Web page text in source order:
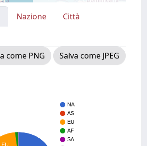
Nazione
Città
come PNG
Salva come JPEG
NA
AS
EU
AF
SA
EU